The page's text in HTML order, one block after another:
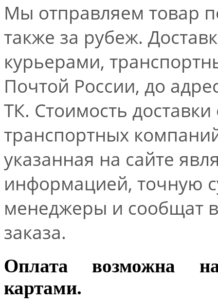
Мы отправляем товар
также за рубеж.
курьерами,
Почтой России, до
ТК. Стоимость
транспортных
указанная на сайте
информацией, точную
менеджеры и сообщат
заказа.
Оплата возможна
картами.